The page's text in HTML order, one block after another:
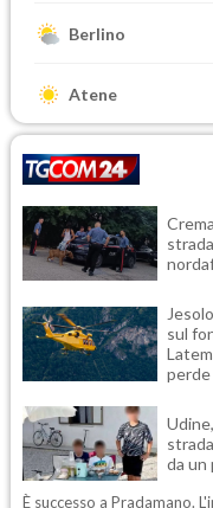
Berlino
Atene
sul
perde
da un
È successo a Pradamano.